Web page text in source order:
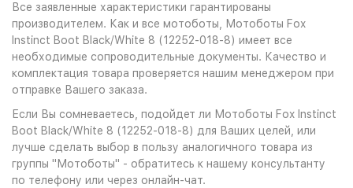
Все заявленные характеристики гарантированы
производителем. Как и все мотоботы, Мотоботы Fox
Instinct Boot Black/White 8 (12252-018-8) имеет все
необходимые сопроводительные документы. Качество и
комплектация товара проверяется нашим менеджером при
отправке Вашего заказа.
Если Вы сомневаетесь, подойдет ли Мотоботы Fox Instinct
Boot Black/White 8 (12252-018-8) для Ваших целей, или
лучше сделать выбор в пользу аналогичного товара из
группы "Мотоботы" - обратитесь к нашему консультанту
по телефону или через онлайн-чат.